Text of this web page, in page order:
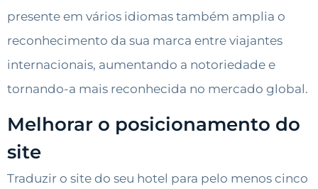
presente em vários idiomas também amplia o
reconhecimento da sua marca entre viajantes
internacionais, aumentando a notoriedade e
tornando-a mais reconhecida no mercado global.
Melhorar o posicionamento do
site
Traduzir o site do seu hotel para pelo menos cinco